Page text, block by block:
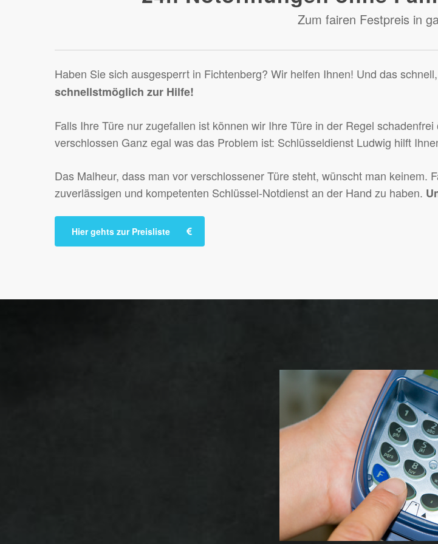
Zum fairen Festpreis in
Haben Sie sich ausgesperrt in Fichtenberg? Wir helfen Ihnen! Und das
schnellstmöglich zur Hilfe!
Falls Ihre Türe nur zugefallen ist können wir Ihre Türe in der Regel
verschlossen Ganz egal was das Problem ist: Schlüsseldienst Ludwig hilft
Das Malheur, dass man vor verschlossener Türe steht, wünscht man keinem.
zuverlässigen und kompetenten Schlüssel-Notdienst an der Hand zu haben.
Hier gehts zur Preisliste